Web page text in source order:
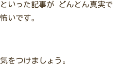
いった記事が どんどん真実で
いです。
をつけましょう。